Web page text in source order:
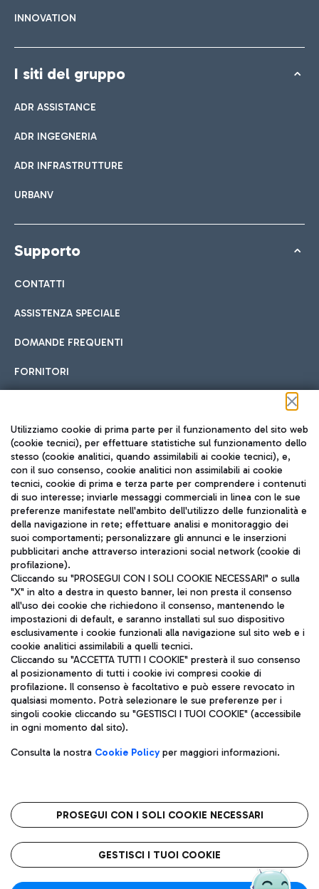
INNOVATION
I siti del gruppo
ADR ASSISTANCE
ADR INGEGNERIA
ADR INFRASTRUTTURE
URBANV
Supporto
CONTATTI
ASSISTENZA SPECIALE
DOMANDE FREQUENTI
FORNITORI
Seguici sui social
TRAVEL JOURNAL
ITA
Aeroporti di Roma S.p.A. - Società soggetta a direzione e
coordinamento di Mundys S.p.A.
Codice fiscale e Registro delle Imprese di Roma 13032990155 P.
IVA 06572251004
Capitale sociale 62.224.743,00 int. vers.
Sede legale: Via Pier Paolo Racchetti 1 - 00054 Fiumicino (RM)
telefono +39 06 65951
Privacy policy
Note legali
Roma FCO
L'aeroporto stellato
Utilizziamo cookie di prima parte per il funzionamento del sito web
(cookie tecnici), per effettuare statistiche sul funzionamento dello
stesso (cookie analitici, quando assimilabili ai cookie tecnici), e,
con il suo consenso, cookie analitici non assimilabili ai cookie
tecnici, cookie di prima e terza parte per comprendere i contenuti
di suo interesse; inviarle messaggi commerciali in linea con le sue
preferenze manifestate nell'ambito dell'utilizzo delle funzionalità e
della navigazione in rete; effettuare analisi e monitoraggio dei
suoi comportamenti; personalizzare gli annunci e le inserzioni
pubblicitari anche attraverso interazioni social network (cookie di
profilazione).
Cliccando su "PROSEGUI CON I SOLI COOKIE NECESSARI" o sulla
"X" in alto a destra in questo banner, lei non presta il consenso
all'uso dei cookie che richiedono il consenso, mantenendo le
impostazioni di default, e saranno installati sul suo dispositivo
esclusivamente i cookie funzionali alla navigazione sul sito web e i
cookie analitici assimilabili a quelli tecnici.
Cliccando su "ACCETTA TUTTI I COOKIE" presterà il suo consenso
al posizionamento di tutti i cookie ivi compresi cookie di
profilazione. Il consenso è facoltativo e può essere revocato in
qualsiasi momento. Potrà selezionare le sue preferenze per i
singoli cookie cliccando su "GESTISCI I TUOI COOKIE" (accessibile
in ogni momento dal sito).
Consulta la nostra Cookie Policyper maggiori informazioni.
PROSEGUI CON I SOLI COOKIE NECESSARI
GESTISCI I TUOI COOKIE